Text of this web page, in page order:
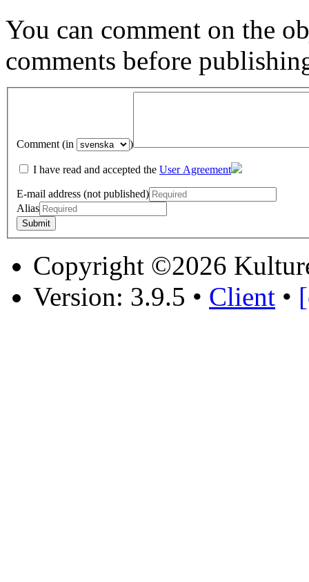
You can comment on the
comments before
Comment (in )
I have read and accepted the User Agreement
E-mail address (not published)
Alias
Copyright ©2026
Version: 3.9.5 • Client •